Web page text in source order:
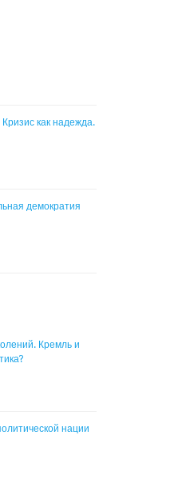
как надежда.
демократия
Кремль и
нации